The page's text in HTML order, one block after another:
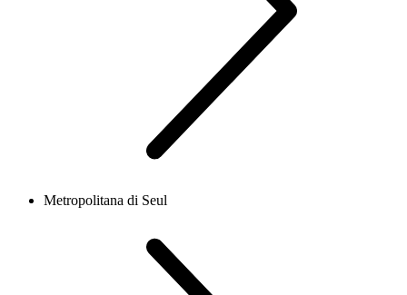
Metropolitana di Seul